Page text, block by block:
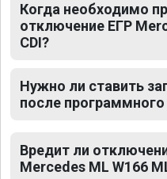
Когда необходимо
отключение ЕГР
CDI?
Нужно ли ставить
после
Вредит ли
Mercedes ML W166